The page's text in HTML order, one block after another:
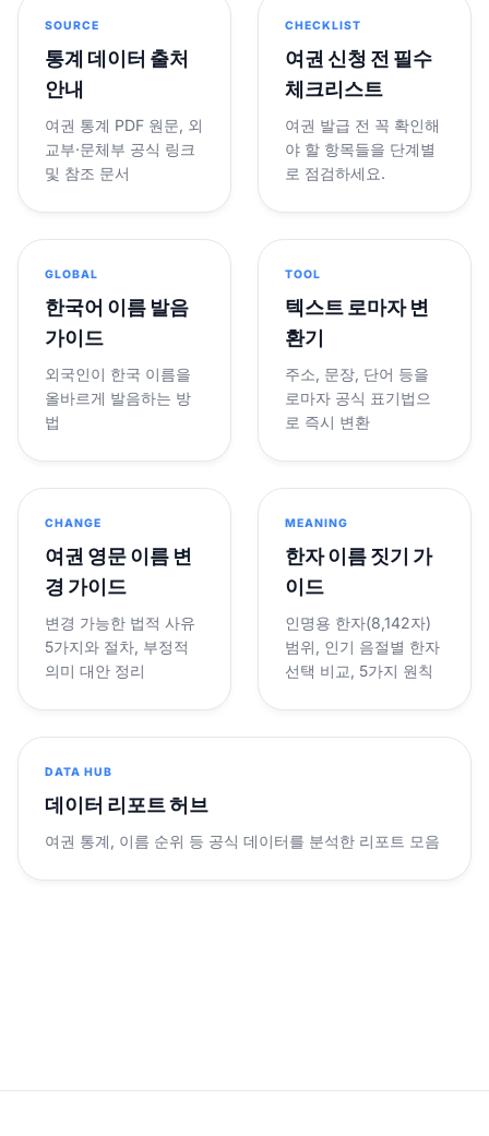
SOURCE
통계 데이터 출처
안내
여권 통계 PDF 원문, 외
교부·문체부 공식 링크
및 참조 문서
CHECKLIST
여권 신청 전 필수
체크리스트
여권 발급 전 꼭 확인해
야 할 항목들을 단계별
로 점검하세요.
GLOBAL
한국어 이름 발음
가이드
외국인이 한국 이름을
올바르게 발음하는 방
법
TOOL
텍스트 로마자 변
환기
주소, 문장, 단어 등을
로마자 공식 표기법으
로 즉시 변환
CHANGE
여권 영문 이름 변
경 가이드
변경 가능한 법적 사유
5가지와 절차, 부정적
의미 대안 정리
MEANING
한자 이름 짓기 가
이드
인명용 한자(8,142자)
범위, 인기 음절별 한자
선택 비교, 5가지 원칙
DATA HUB
데이터 리포트 허브
여권 통계, 이름 순위 등 공식 데이터를 분석한 리포트 모음